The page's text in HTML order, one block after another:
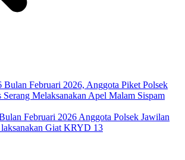
Bulan Februari 2026, Anggota Piket Polsek
Serang Melaksanakan Apel Malam Sispam
Februari 2026 Anggota Polsek Jawilan
laksanakan Giat KRYD 13